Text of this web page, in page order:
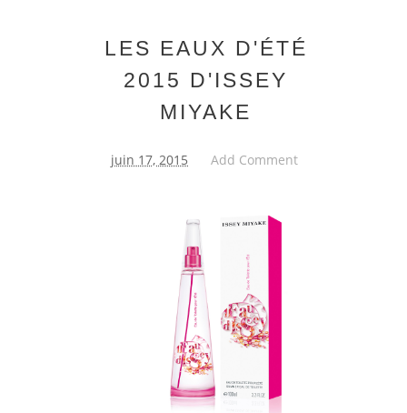
LES EAUX D'ÉTÉ
2015 D'ISSEY
MIYAKE
juin 17, 2015 Add Comment